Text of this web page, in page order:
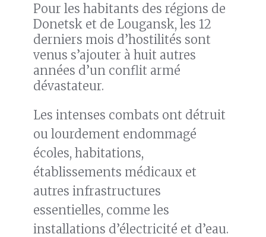
Pour les habitants des régions de
Donetsk et de Lougansk, les 12
derniers mois d’hostilités sont
venus s’ajouter à huit autres
années d’un conflit armé
dévastateur.
Les intenses combats ont détruit
ou lourdement endommagé
écoles, habitations,
établissements médicaux et
autres infrastructures
essentielles, comme les
installations d’électricité et d’eau.